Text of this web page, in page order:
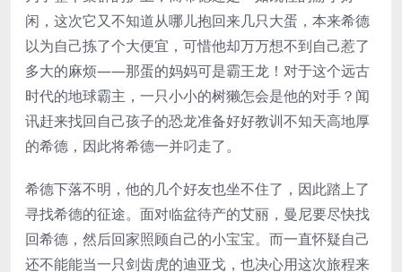
闲，这次它又不知道从哪儿抱回来几只大蛋，本来希德
以为自己拣了个大便宜，可惜他却万万想不到自己惹了
多大的麻烦——那蛋的妈妈可是霸王龙！对于这个远古
时代的地球霸主，一只小小的树獭怎会是他的对手？闻
讯赶来找回自己孩子的恐龙准备好好教训不知天高地厚
的希德，因此将希德一并叼走了。
希德下落不明，他的几个好友也坐不住了，因此踏上了
寻找希德的征途。面对临盆待产的艾丽，曼尼要尽快找
回希德，然后回家照顾自己的小宝宝。而一直怀疑自己
还不能能当一只剑齿虎的迪亚戈，也决心用这次旅程来